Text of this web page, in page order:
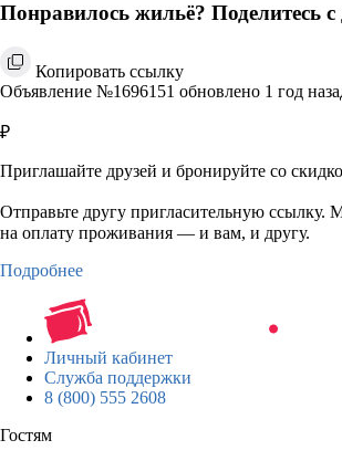
Понравилось жильё? Поделитесь с
Копировать ссылку
Объявление №1696151 обновлено 1 год
₽
Приглашайте друзей и бронируйте со
Отправьте другу пригласительную
на оплату проживания — и вам, и другу.
Подробнее
Личный кабинет
Служба поддержки
8 (800) 555 2608
Гостям